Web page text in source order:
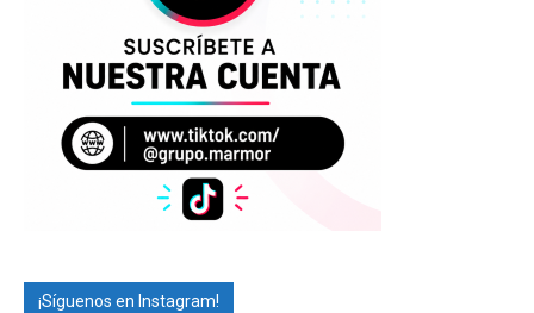
¡Síguenos en Instagram!